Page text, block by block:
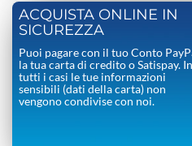
ACQUISTA ONLINE IN
SICUREZZA
Puoi pagare con il tuo Conto
la tua carta di credito o Satispay. In
tutti i casi le tue informazioni
sensibili (dati della carta) non
vengono condivise con noi.